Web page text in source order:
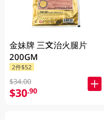
金妹牌 三文治火腿片
200GM
2件$52
$34.00
$30.90